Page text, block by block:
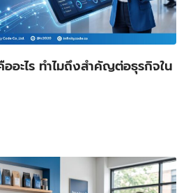
อะไร ทำไมถึงสำคัญต่อธุรกิจใน